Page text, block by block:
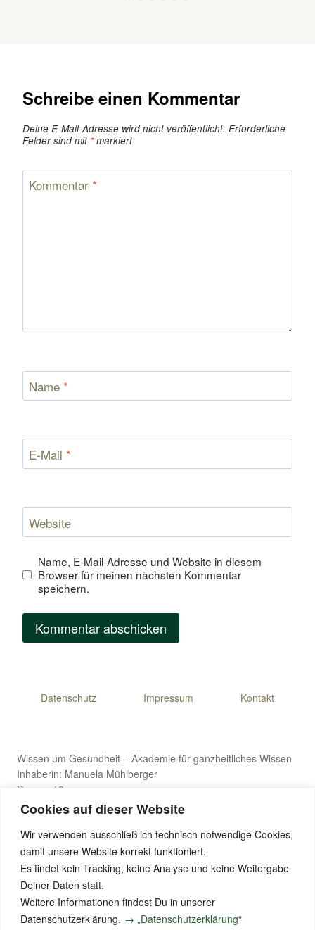
Cookies auf dieser Website
Wir verwenden ausschließlich technisch notwendige Cookies,
damit unsere Website korrekt funktioniert.
Es findet kein Tracking, keine Analyse und keine Weitergabe
Deiner Daten statt.
Weitere Informationen findest Du in unserer
Datenschutzerklärung. → „Datenschutzerklärung“
Schreibe einen Kommentar
Deine E-Mail-Adresse wird nicht veröffentlicht. Erforderliche
Felder sind mit *markiert
Kommentar *
Name *
E-Mail *
Website
Name, E-Mail-Adresse und Website in diesem
Browser für meinen nächsten Kommentar
speichern.
Datenschutz Impressum Kontakt
Wissen um Gesundheit – Akademie für ganzheitliches Wissen
Inhaberin: Manuela Mühlberger
Danner 12
4971 Aurolzmünster, Österreich
E-Mail: wissen-um-gesundheit@gmx.de
Telefon: +43 176 8411 9281